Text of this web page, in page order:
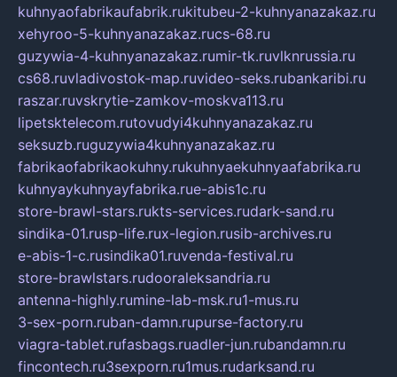
kuhnyaofabrikaufabrik.rukitubeu-2-kuhnyanazakaz.ru
xehyroo-5-kuhnyanazakaz.rucs-68.ru
guzywia-4-kuhnyanazakaz.rumir-tk.ruvlknrussia.ru
cs68.ruvladivostok-map.ruvideo-seks.rubankaribi.ru
raszar.ruvskrytie-zamkov-moskva113.ru
lipetsktelecom.rutovudyi4kuhnyanazakaz.ru
seksuzb.ruguzywia4kuhnyanazakaz.ru
fabrikaofabrikaokuhny.rukuhnyaekuhnyaafabrika.ru
kuhnyaykuhnyayfabrika.rue-abis1c.ru
store-brawl-stars.rukts-services.rudark-sand.ru
sindika-01.rusp-life.rux-legion.rusib-archives.ru
e-abis-1-c.rusindika01.ruvenda-festival.ru
store-brawlstars.rudooraleksandria.ru
antenna-highly.rumine-lab-msk.ru1-mus.ru
3-sex-porn.ruban-damn.rupurse-factory.ru
viagra-tablet.rufasbags.ruadler-jun.rubandamn.ru
fincontech.ru3sexporn.ru1mus.rudarksand.ru